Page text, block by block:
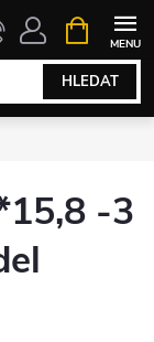
HLEDAT
NÁKUPNÍ
KOŠÍK
-3